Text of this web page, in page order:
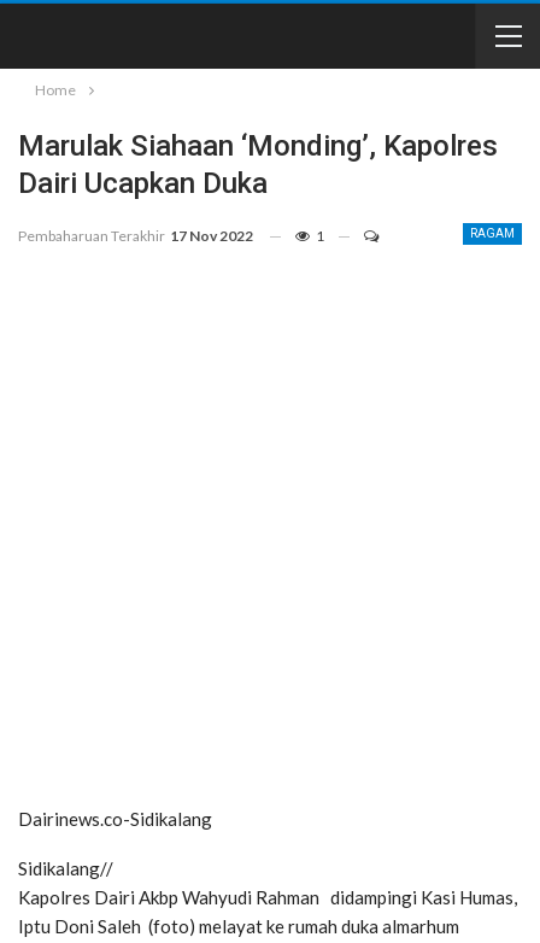
Home
Marulak Siahaan ‘Monding’, Kapolres
Dairi Ucapkan Duka
RAGAM
Pembaharuan Terakhir 17 Nov 2022 1
Dairinews.co-Sidikalang
Sidikalang//
Kapolres Dairi Akbp Wahyudi Rahman didampingi Kasi Humas,
Iptu Doni Saleh (foto) melayat ke rumah duka almarhum